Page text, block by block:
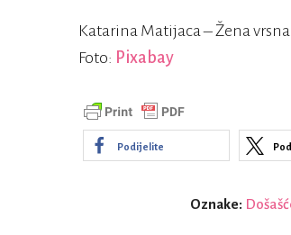
Katarina Matijaca – Žena vrsna
Foto: Pixabay
Podijelite
Oznake: